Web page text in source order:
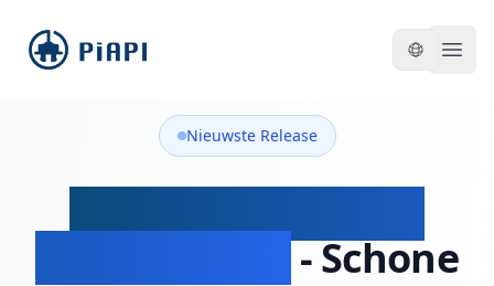
piapi
Nieuwste Release
- Schone